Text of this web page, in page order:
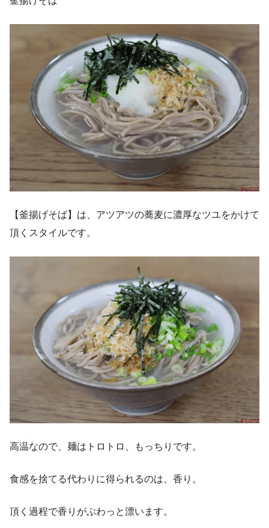
【釜揚げそば】は、アツアツの蕎麦に濃厚なツユをかけて
頂くスタイルです。
高温なので、麺はトロトロ、もっちりです。
食感を捨てる代わりに得られるのは、香り。
頂く過程で香りがぶわっと漂います。